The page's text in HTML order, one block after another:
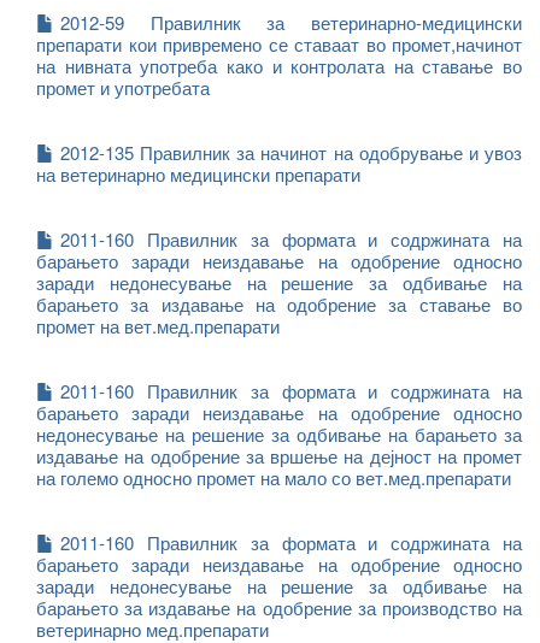
2012-59 Правилник за ветеринарно-медицински
препарати кои привремено се ставаат во промет,начинот
на нивната употреба како и контролата на ставање во
промет и употребата
2012-135 Правилник за начинот на одобрување и увоз
на ветеринарно медицински препарати
2011-160 Правилник за формата и содржината на
барањето заради неиздавање на одобрение односно
заради недонесување на решение за одбивање на
барањето за издавање на одобрение за ставање во
промет на вет.мед.препарати
2011-160 Правилник за формата и содржината на
барањето заради неиздавање на одобрение односно
недонесување на решение за одбивање на барањето за
издавање на одобрение за вршење на дејност на промет
на големо односно промет на мало со вет.мед.препарати
2011-160 Правилник за формата и содржината на
барањето заради неиздавање на одобрение односно
заради недонесување на решение за одбивање на
барањето за издавање на одобрение за производство на
ветеринарно мед.препарати